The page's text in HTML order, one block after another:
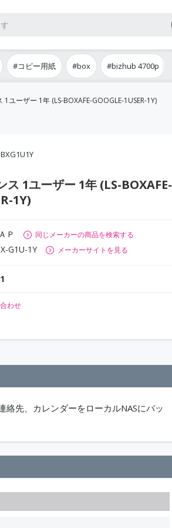
#コピー用紙 #box #bizhub 4700p
ユーザー 1年 (LS-BOXAFE-GOOGLE-1USER-1Y)
1ユーザー 1年 (LS-BOXAFE-
1Y)
Ｐ 同じメーカーの商品を検索する
G1U-1Y メーカーサイトを見る
1
わせ
先、カレンダーをローカルNASにバッ